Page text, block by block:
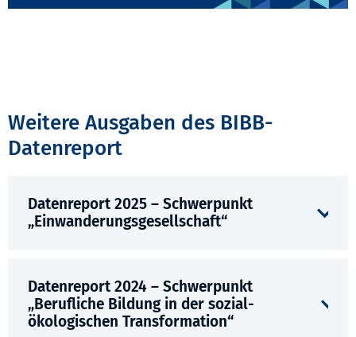
Weitere Ausgaben des BIBB-
Datenreport
Datenreport 2025 – Schwerpunkt
„Einwanderungsgesellschaft“
Datenreport 2024 – Schwerpunkt
„Berufliche Bildung in der sozial-
ökologischen Transformation“